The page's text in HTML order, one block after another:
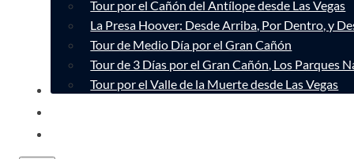
Tour por el Cañón del Antílope desde Las Vegas
La Presa Hoover: Desde Arriba, Por Dentro, y
Tour de Medio Día por el Gran Cañón
Tour de 3 Días por el Gran Cañón, Los Parques
Tour por el Valle de la Muerte desde Las Vegas
CONÓCENOS